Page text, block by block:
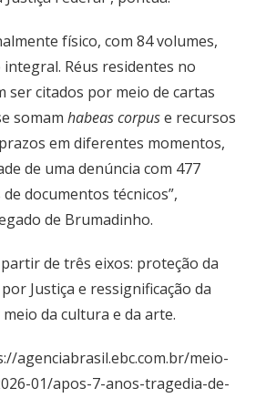
físico, com 84 volumes,
Réus residentes no
ser citados por meio de cartas
somam habeas corpuse recursos
em diferentes momentos,
de uma denúncia com 477
documentos técnicos”,
de Brumadinho.
de três eixos: proteção da
Justiça e ressignificação da
da cultura e da arte.
agenciabrasil.ebc.com.br/meio-
01/apos-7-anos-tragedia-de-